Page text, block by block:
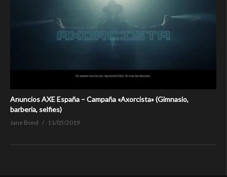
Anuncios AXE España – Campaña «Axorcista» (Gimnasio,
barberia, selfies)
Jane Bond 11/05/2019